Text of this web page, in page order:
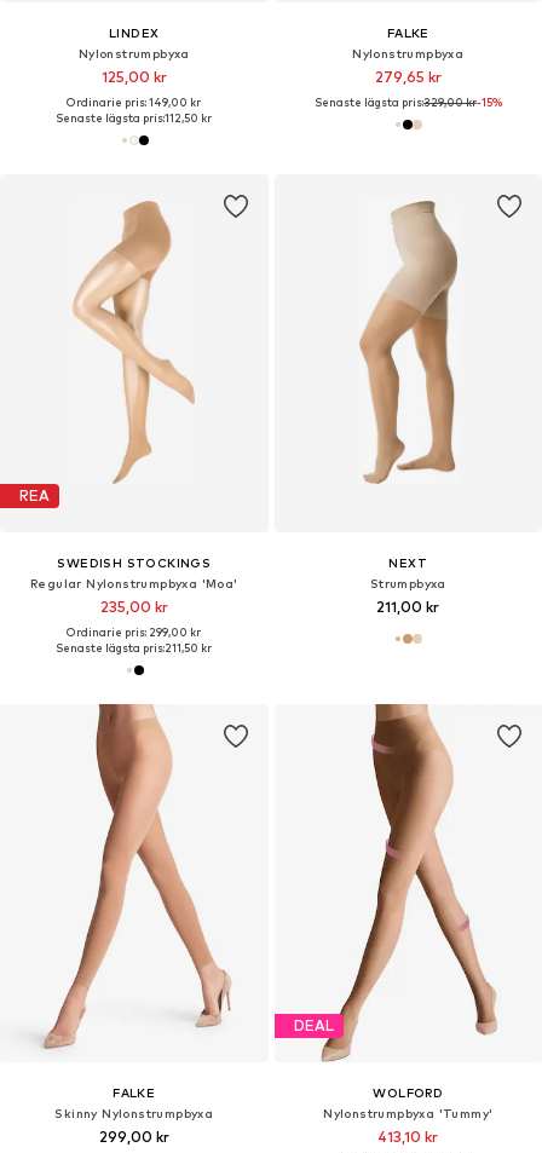
LINDEX
Nylonstrumpbyxa
125,00 kr
Ordinarie pris: 149,00 kr
Senaste lägsta pris:112,50 kr
FALKE
Nylonstrumpbyxa
279,65 kr
Senaste lägsta pris:329,00 kr-15%
REA
SWEDISH STOCKINGS
Regular Nylonstrumpbyxa 'Moa'
235,00 kr
Ordinarie pris: 299,00 kr
Senaste lägsta pris:211,50 kr
NEXT
Strumpbyxa
211,00 kr
FALKE
Skinny Nylonstrumpbyxa
299,00 kr
DEAL
WOLFORD
Nylonstrumpbyxa 'Tummy'
413,10 kr